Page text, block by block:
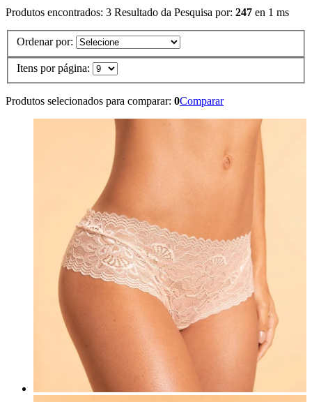
Produtos encontrados: 3 Resultado da Pesquisa por: 247 en 1 ms
Ordenar por:
Itens por página:
Produtos selecionados para comparar: 0Comparar